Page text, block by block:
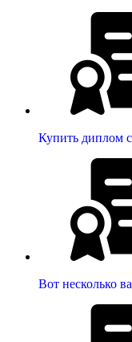
Купить диплом
Вот несколько